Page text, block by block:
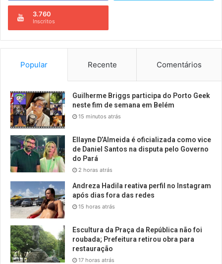
3.760
Inscritos
Popular Recente Comentários
Guilherme Briggs participa do Porto Geek
neste fim de semana em Belém
15 minutos atrás
Ellayne D’Almeida é oficializada como vice
de Daniel Santos na disputa pelo Governo
do Pará
2 horas atrás
Andreza Hadila reativa perfil no Instagram
após dias fora das redes
15 horas atrás
Escultura da Praça da República não foi
roubada; Prefeitura retirou obra para
restauração
17 horas atrás